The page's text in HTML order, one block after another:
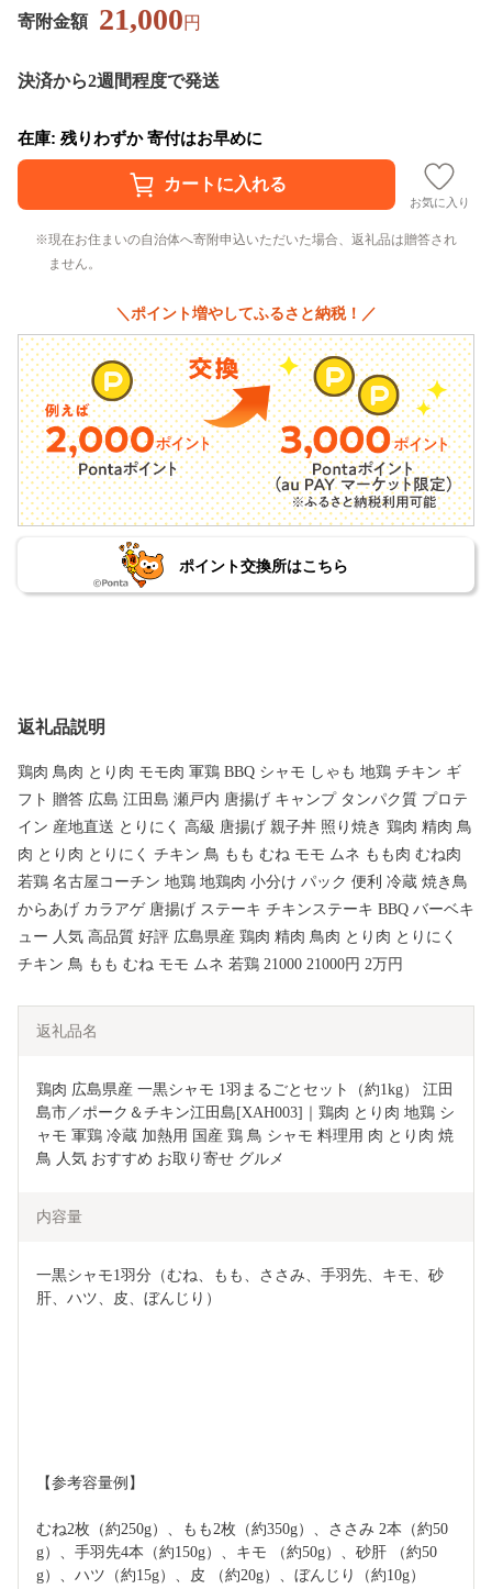
寄附金額 21,000円
決済から2週間程度で発送
在庫: 残りわずか 寄付はお早めに
お気に入り
現在お住まいの自治体へ寄附申込いただいた場合、返礼品は贈答され
ません。
＼ポイント増やしてふるさと納税！／
ポイント交換所はこちら
返礼品説明
鶏肉 鳥肉 とり肉 モモ肉 軍鶏 BBQ シャモ しゃも 地鶏 チキン ギ
フト 贈答 広島 江田島 瀬戸内 唐揚げ キャンプ タンパク質 プロテ
イン 産地直送 とりにく 高級 唐揚げ 親子丼 照り焼き 鶏肉 精肉 鳥
肉 とり肉 とりにく チキン 鳥 もも むね モモ ムネ もも肉 むね肉
若鶏 名古屋コーチン 地鶏 地鶏肉 小分け パック 便利 冷蔵 焼き鳥
からあげ カラアゲ 唐揚げ ステーキ チキンステーキ BBQ バーベキ
ュー 人気 高品質 好評 広島県産 鶏肉 精肉 鳥肉 とり肉 とりにく
チキン 鳥 もも むね モモ ムネ 若鶏 21000 21000円 2万円
返礼品名
鶏肉 広島県産 一黒シャモ 1羽まるごとセット（約1kg） 江田
島市／ポーク＆チキン江田島[XAH003]｜鶏肉 とり肉 地鶏 シ
ャモ 軍鶏 冷蔵 加熱用 国産 鶏 鳥 シャモ 料理用 肉 とり肉 焼
鳥 人気 おすすめ お取り寄せ グルメ
内容量
一黒シャモ1羽分（むね、もも、ささみ、手羽先、キモ、砂
肝、ハツ、皮、ぼんじり）
【参考容量例】
むね2枚（約250g）、もも2枚（約350g）、ささみ 2本（約50
g）、⼿⽻先4本（約150g）、キモ （約50g）、砂肝 （約50
g）、ハツ（約15g）、⽪ （約20g）、ぼんじり（約10g）